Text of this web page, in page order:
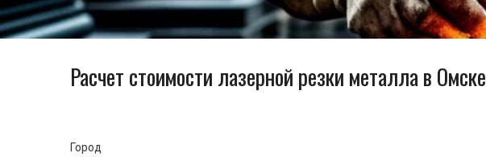
Расчет стоимости лазерной резки металла в Омске
Город